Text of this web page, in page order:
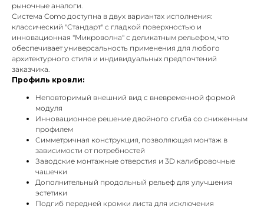
рыночные аналоги.
Система Como доступна в двух вариантах исполнения:
классический "Стандарт" с гладкой поверхностью и
инновационная "Микроволна" с деликатным рельефом, что
обеспечивает универсальность применения для любого
архитектурного стиля и индивидуальных предпочтений
заказчика.
Профиль кровли:
Неповторимый внешний вид с вневременной формой
модуля
Инновационное решение двойного сгиба со сниженным
профилем
Симметричная конструкция, позволяющая монтаж в
зависимости от потребностей
Заводские монтажные отверстия и 3D калибровочные
чашечки
Дополнительный продольный рельеф для улучшения
эстетики
Подгиб передней кромки листа для исключения